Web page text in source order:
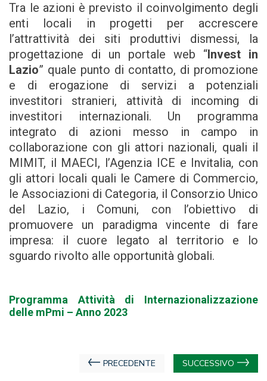
Tra le azioni è previsto il coinvolgimento degli
enti locali in progetti per accrescere
l’attrattività dei siti produttivi dismessi, la
progettazione di un portale web “ Invest in
Lazio” quale punto di contatto, di promozione
e di erogazione di servizi a potenziali
investitori stranieri, attività di incoming di
investitori internazionali. Un programma
integrato di azioni messo in campo in
collaborazione con gli attori nazionali, quali il
MIMIT, il MAECI, l’Agenzia ICE e Invitalia, con
gli attori locali quali le Camere di Commercio,
le Associazioni di Categoria, il Consorzio Unico
del Lazio, i Comuni, con l’obiettivo di
promuovere un paradigma vincente di fare
impresa: il cuore legato al territorio e lo
sguardo rivolto alle opportunità globali.
Programma Attività di Internazionalizzazione
delle mPmi – Anno 2023
Navigazione
PRECEDENTE SUCCESSIVO